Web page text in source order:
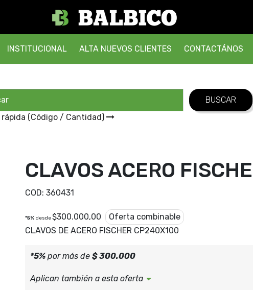
INSTITUCIONAL ALTA NUEVOS CLIENTES CONTACTÁNOS
rápida (Código / Cantidad)
CLAVOS ACERO
COD: 360431
*5% desde$300.000,00
Oferta combinable
CLAVOS DE ACERO FISCHER CP240X100
*5% por más de $ 300.000
Aplican también a esta oferta